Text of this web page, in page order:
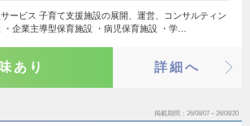
ービス 子育て支援施設の展開、運営、コンサルティン
企業主導型保育施設 ・病児保育施設 ・学…
あり 詳細へ
掲載期間 26/08/07～26/08/20